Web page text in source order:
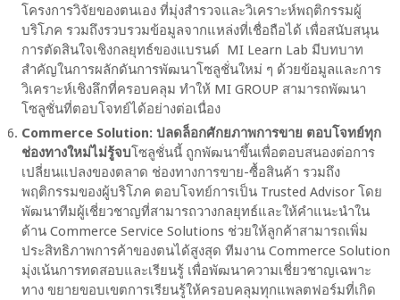
โครงการวิจัยของตนเอง ที่มุ่งสำรวจและวิเคราะห์พฤติกรรมผู้
บริโภค รวมถึงรวบรวมข้อมูลจากแหล่งที่เชื่อถือได้ เพื่อสนับสนุน
การตัดสินใจเชิงกลยุทธ์ของแบรนด์ MI Learn Lab มีบทบาท
สำคัญในการผลักดันการพัฒนาโซลูชั่นใหม่ ๆ ด้วยข้อมูลและการ
วิเคราะห์เชิงลึกที่ครอบคลุม ทำให้ MI GROUP สามารถพัฒนา
โซลูชั่นที่ตอบโจทย์ได้อย่างต่อเนื่อง
Commerce Solution: ปลดล็อกศักยภาพการขาย ตอบโจทย์ทุก
ช่องทางใหม่ไม่รู้จบโซลูชั่นนี้ ถูกพัฒนาขึ้นเพื่อตอบสนองต่อการ
เปลี่ยนแปลงของตลาด ช่องทางการขาย-ซื้อสินค้า รวมถึง
พฤติกรรมของผู้บริโภค ตอบโจทย์การเป็น Trusted Advisor โดย
พัฒนาทีมผู้เชี่ยวชาญที่สามารถวางกลยุทธ์และให้คำแนะนำใน
ด้าน Commerce Service Solutions ช่วยให้ลูกค้าสามารถเพิ่ม
ประสิทธิภาพการค้าของตนได้สูงสุด ทีมงาน Commerce Solution
มุ่งเน้นการทดสอบและเรียนรู้ เพื่อพัฒนาความเชี่ยวชาญเฉพาะ
ทาง ขยายขอบเขตการเรียนรู้ให้ครอบคลุมทุกแพลตฟอร์มที่เกิด